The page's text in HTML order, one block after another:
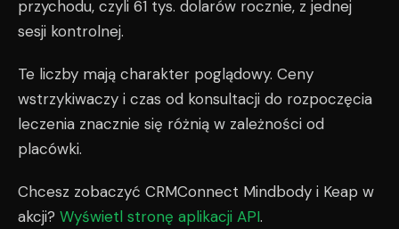
przychodu, czyli 61 tys. dolarów rocznie, z jednej
sesji kontrolnej.
Te liczby mają charakter poglądowy. Ceny
wstrzykiwaczy i czas od konsultacji do rozpoczęcia
leczenia znacznie się różnią w zależności od
placówki.
Chcesz zobaczyć CRMConnect Mindbody i Keap w
akcji? Wyświetl stronę aplikacji API.